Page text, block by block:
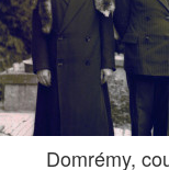
Domrémy,